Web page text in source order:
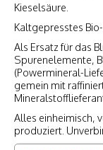
Kieselsäure.
Kaltgepresstes Bio-
Als Ersatz für das
Spurenelemente,
(Powermineral-
gemein mit
Alles einheimisch,
produziert.